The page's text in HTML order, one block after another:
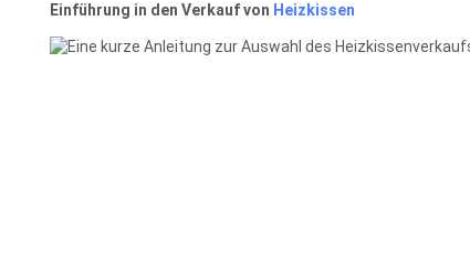
Einführung in den Verkauf von Heizkissen